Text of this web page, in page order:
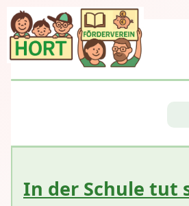
In der Schule tut